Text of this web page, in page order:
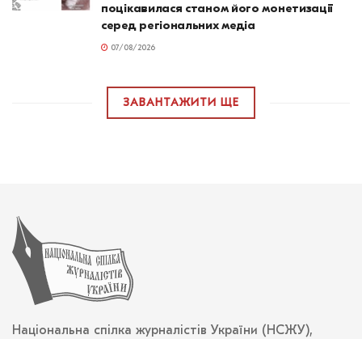
поцікавилася станом його монетизації
серед регіональних медіа
07/08/2026
ЗАВАНТАЖИТИ ЩЕ
Національна спілка журналістів України (НСЖУ),